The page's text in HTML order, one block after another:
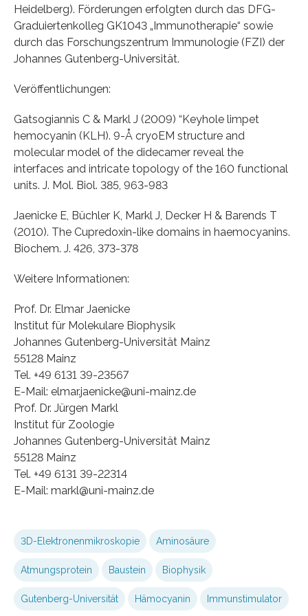
Heidelberg). Förderungen erfolgten durch das DFG-
Graduiertenkolleg GK1043 „Immunotherapie“ sowie
durch das Forschungszentrum Immunologie (FZI) der
Johannes Gutenberg-Universität.
Veröffentlichungen:
Gatsogiannis C & Markl J (2009) “Keyhole limpet
hemocyanin (KLH). 9-Å cryoEM structure and
molecular model of the didecamer reveal the
interfaces and intricate topology of the 160 functional
units. J. Mol. Biol. 385, 963-983
Jaenicke E, Büchler K, Markl J, Decker H & Barends T
(2010). The Cupredoxin-like domains in haemocyanins.
Biochem. J. 426, 373-378
Weitere Informationen:
Prof. Dr. Elmar Jaenicke
Institut für Molekulare Biophysik
Johannes Gutenberg-Universität Mainz
55128 Mainz
Tel. +49 6131 39-23567
E-Mail: elmar.jaenicke@uni-mainz.de
Prof. Dr. Jürgen Markl
Institut für Zoologie
Johannes Gutenberg-Universität Mainz
55128 Mainz
Tel. +49 6131 39-22314
E-Mail: markl@uni-mainz.de
3D-Elektronenmikroskopie Aminosäure
Atmungsprotein Baustein Biophysik
Gutenberg-Universität Hämocyanin Immunstimulator